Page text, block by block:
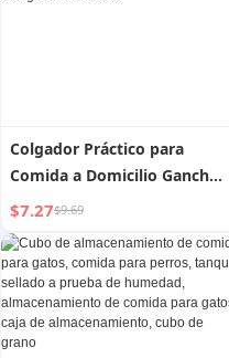
Colgador Práctico para
Comida a Domicilio Gancho
para Puerta Fuera de la
Puerta Colgador para Té de
Leche Colgador para Comida
Puerta de Entrada
Almacenamiento con
Ventosa Gadget Útil Entrada
$7.27$9.69